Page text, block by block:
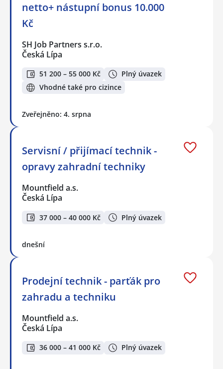
netto+ nástupní bonus 10.000
Kč
SH Job Partners s.r.o.
Česká Lípa
51 200 – 55 000 Kč
Plný úvazek
Vhodné také pro cizince
Zveřejněno: 4. srpna
Servisní / přijímací technik -
opravy zahradní techniky
Mountfield a.s.
Česká Lípa
37 000 – 40 000 Kč Plný úvazek
dnešní
Prodejní technik - parťák pro
zahradu a techniku
Mountfield a.s.
Česká Lípa
36 000 – 41 000 Kč Plný úvazek